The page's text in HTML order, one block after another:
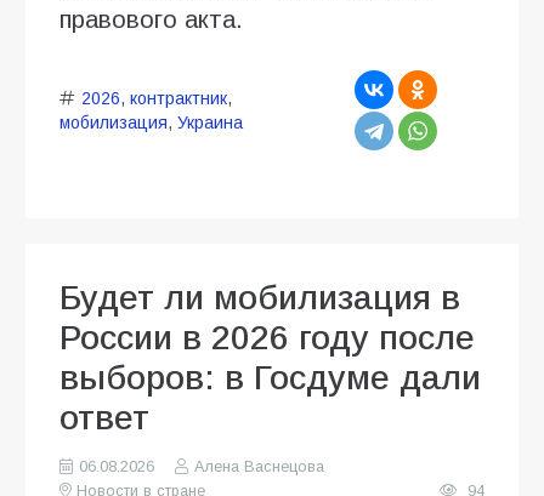
правового акта.
2026, контрактник,
мобилизация, Украина
Будет ли мобилизация в
России в 2026 году после
выборов: в Госдуме дали
ответ
06.08.2026
Алена Васнецова
Новости в стране
94